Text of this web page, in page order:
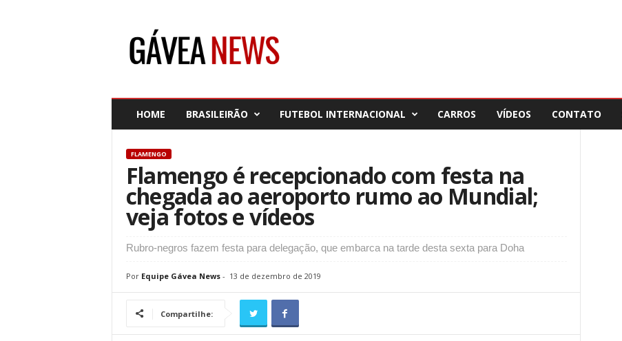
HOME BRASILEIRÃO FUTEBOL INTERNACIONAL CARROS VÍDEOS CONTATO
FLAMENGO
Flamengo é recepcionado com festa na
chegada ao aeroporto rumo ao Mundial;
veja fotos e vídeos
Rubro-negros fazem festa para delegação, que embarca na tarde desta sexta para Doha
Por Equipe Gávea News- 13 de dezembro de 2019
Compartilhe: